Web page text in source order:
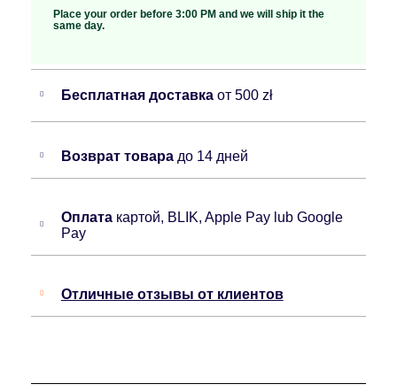
Place your order before 3:00 PM and we will ship it the
same day.
Бесплатная доставка от 500 zł
Возврат товара до 14 дней
Оплата картой, BLIK, Apple Pay lub Google
Pay
Отличные отзывы от клиентов